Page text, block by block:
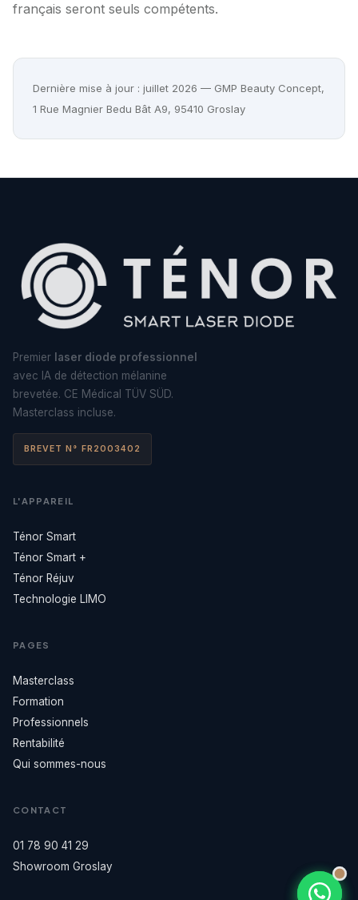
français seront seuls compétents.
Dernière mise à jour : juillet 2026 — GMP Beauty Concept,
1 Rue Magnier Bedu Bât A9, 95410 Groslay
Premier laser diode professionnel
avec IA de détection mélanine
brevetée. CE Médical TÜV SÜD.
Masterclass incluse.
BREVET N° FR2003402
L'APPAREIL
Ténor Smart
Ténor Smart +
Ténor Réjuv
Technologie LIMO
PAGES
Masterclass
Formation
Professionnels
Rentabilité
Qui sommes-nous
CONTACT
01 78 90 41 29
Showroom Groslay